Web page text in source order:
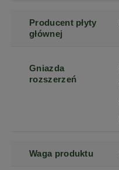
Producent płyty
głównej
Gniazda
rozszerzeń
Waga produktu